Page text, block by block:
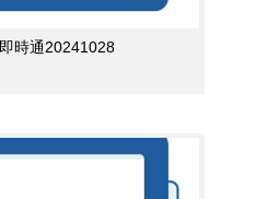
時通20241028